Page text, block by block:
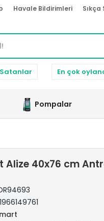
Havale Bildirimleri
En çok
Pompalar
Alize 40x76 cm